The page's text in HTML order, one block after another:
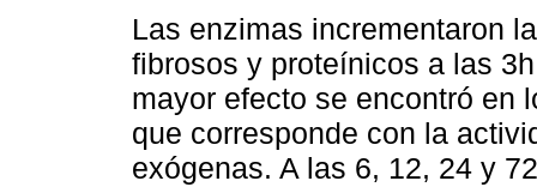
Las enzimas incrementaron
fibrosos y proteínicos a las
mayor efecto se encontró en
que corresponde con la
exógenas. A las 6, 12, 24 y